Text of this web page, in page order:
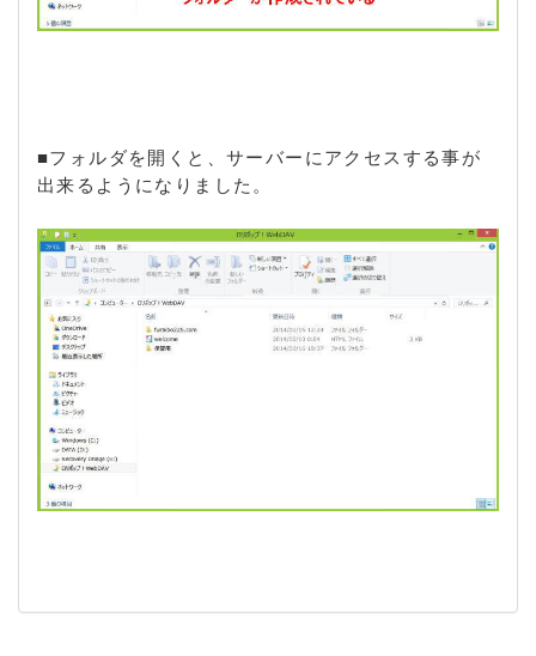
■フォルダを開くと、サーバーにアクセスする事が
出来るようになりました。